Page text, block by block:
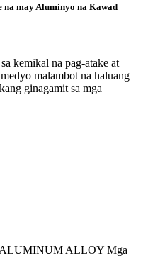
na may Aluminyo na Kawad
kemikal na pag-atake at
malambot na haluang
ginagamit sa mga
ALLOY Mga